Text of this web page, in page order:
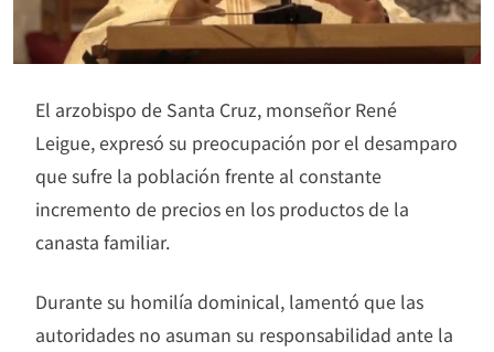
El arzobispo de Santa Cruz, monseñor René
Leigue, expresó su preocupación por el desamparo
que sufre la población frente al constante
incremento de precios en los productos de la
canasta familiar.
Durante su homilía dominical, lamentó que las
autoridades no asuman su responsabilidad ante la